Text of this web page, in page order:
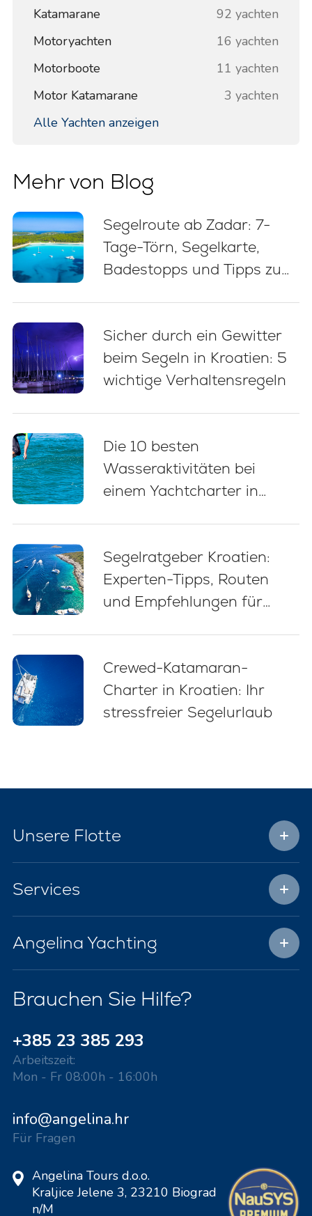
Katamarane
92 yachten
Motoryachten
16 yachten
Motorboote
11 yachten
Motor Katamarane
3 yachten
Alle Yachten anzeigen
Mehr von Blog
Segelroute ab Zadar: 7-
Tage-Törn, Segelkarte,
Badestopps und Tipps zum
Sicher durch ein Gewitter
beim Segeln in Kroatien: 5
wichtige Verhaltensregeln
Die 10 besten
Wasseraktivitäten bei
einem Yachtcharter in
Segelratgeber Kroatien:
Experten-Tipps, Routen
und Empfehlungen für
Crewed-Katamaran-
Charter in Kroatien: Ihr
stressfreier Segelurlaub
Unsere Flotte
Services
Angelina Yachting
Brauchen Sie Hilfe?
+385 23 385 293
Arbeitszeit:
Mon - Fr 08:00h - 16:00h
info@angelina.hr
Für Fragen
Angelina Tours d.o.o.
Kraljice Jelene 3, 23210 Biograd
n/M